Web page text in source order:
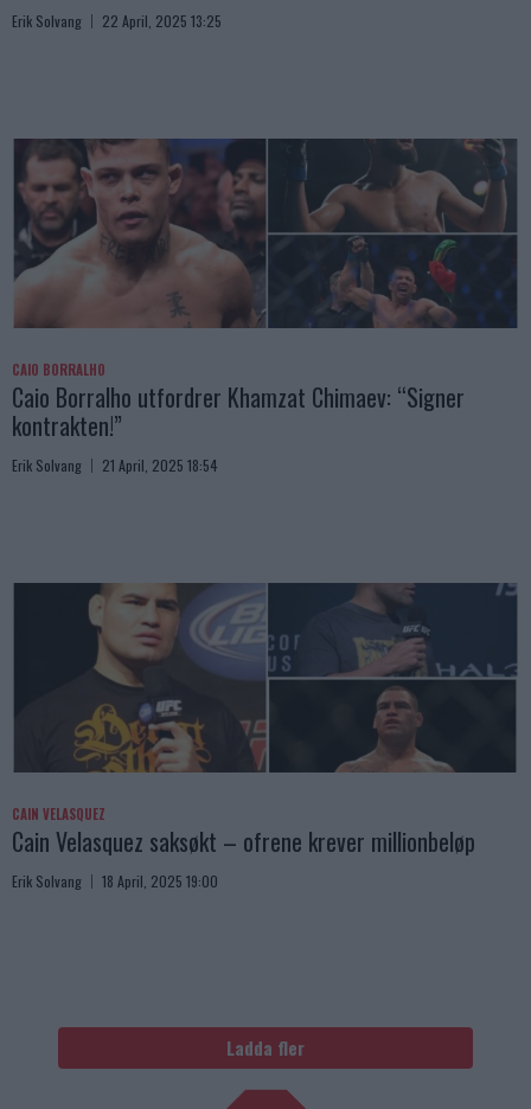
Erik Solvang 22 April, 2025 13:25
CAIO BORRALHO
Caio Borralho utfordrer Khamzat Chimaev: “Signer
kontrakten!”
Erik Solvang 21 April, 2025 18:54
CAIN VELASQUEZ
Cain Velasquez saksøkt – ofrene krever millionbeløp
Erik Solvang 18 April, 2025 19:00
Ladda fler